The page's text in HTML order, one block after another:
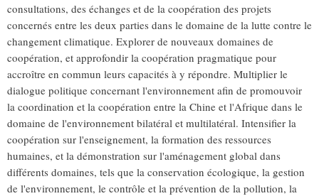
consultations, des échanges et de la coopération des projets
concernés entre les deux parties dans le domaine de la lutte contre le
changement climatique. Explorer de nouveaux domaines de
coopération, et approfondir la coopération pragmatique pour
accroître en commun leurs capacités à y répondre. Multiplier le
dialogue politique concernant l'environnement afin de promouvoir
la coordination et la coopération entre la Chine et l'Afrique dans le
domaine de l'environnement bilatéral et multilatéral. Intensifier la
coopération sur l'enseignement, la formation des ressources
humaines, et la démonstration sur l'aménagement global dans
différents domaines, tels que la conservation écologique, la gestion
de l'environnement, le contrôle et la prévention de la pollution, la